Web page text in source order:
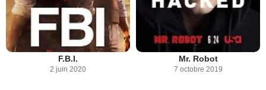
F.B.I.
2 juin 2020
Mr. Robot
7 octobre 2019